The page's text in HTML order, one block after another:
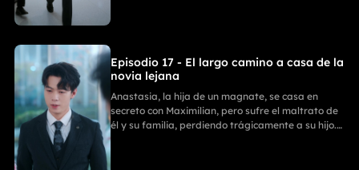
Episodio 17 - El largo camino a casa de la
novia lejana
Anastasia, la hija de un magnate, se casa en
secreto con Maximilian, pero sufre el maltrato de
él y su familia, perdiendo trágicamente a su hijo.
Con ayuda de sus tres poderosos hermanos,
Anastasia se divorcia y revela su verdadera